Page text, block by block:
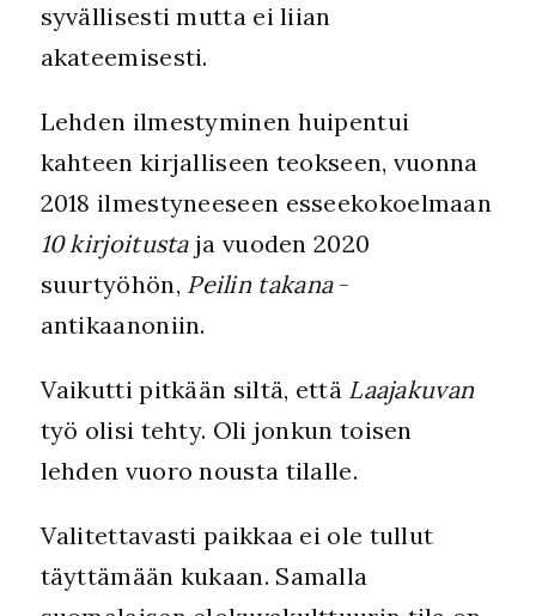
syvällisesti mutta ei liian
akateemisesti.
Lehden ilmestyminen huipentui
kahteen kirjalliseen teokseen, vuonna
2018 ilmestyneeseen esseekokoelmaan
10 kirjoitustaja vuoden 2020
suurtyöhön, Peilin takana-
antikaanoniin.
Vaikutti pitkään siltä, että Laajakuvan
työ olisi tehty. Oli jonkun toisen
lehden vuoro nousta tilalle.
Valitettavasti paikkaa ei ole tullut
täyttämään kukaan. Samalla